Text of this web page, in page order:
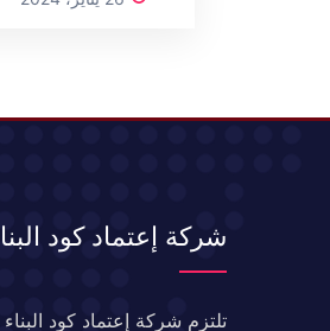
شركة إعتماد كود
تلتزم شركة إعتماد كود